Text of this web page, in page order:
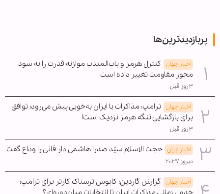
پربازدیدترین‌ها
اخبار جهان کنترل هرمز و باب‌المندب موازنه قدرت را به سود
محور مقاومت تغییر داده است
۳ روز قبل
اخبار جهان ترامپ: مذاکرات با ایران به‌خوبی پیش می‌رود؛ توافق
برای بازگشایی تنگه هرمز نزدیک است!
۳ روز قبل
اخبار ایران حجت الاسلام سیّد صدرا هاشمی دار فانی را وداع گفت
دیروز ۲۰:۳۷
اخبار جهان گزارش گاردین: کابوس ترسناک کارتر برای ترامپ؛